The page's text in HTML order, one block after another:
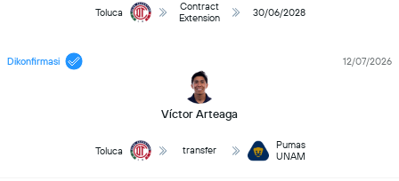
Toluca
Contract
Extension
30/06/2028
Dikonfirmasi
Víctor Arteaga
12/07/2026
Toluca transfer
Pumas
UNAM